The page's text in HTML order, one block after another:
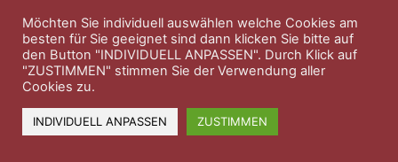
Möchten Sie individuell auswählen welche Cookies am
besten für Sie geeignet sind dann klicken Sie bitte auf
den Button "INDIVIDUELL ANPASSEN". Durch Klick auf
"ZUSTIMMEN" stimmen Sie der Verwendung aller
Cookies zu.
INDIVIDUELL ANPASSEN ZUSTIMMEN